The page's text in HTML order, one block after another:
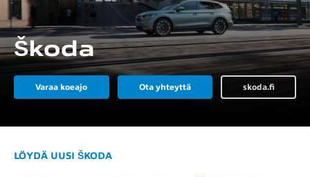
Škoda
Varaa koeajo Ota yhteyttä skoda.fi
LÖYDÄ UUSI ŠKODA